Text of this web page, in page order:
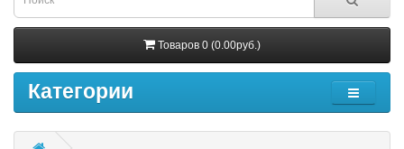
Товаров 0 (0.00руб.)
Категории